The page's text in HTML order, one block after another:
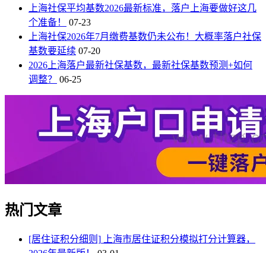
上海社保平均基数2026最新标准，落户上海要做好这几
个准备！
07-23
上海社保2026年7月缴费基数仍未公布！大概率落户社保
基数要延续 07-20
2026上海落户最新社保基数，最新社保基数预测+如何
调整？
06-25
热门文章
[居住证积分细则] 上海市居住证积分模拟打分计算器，